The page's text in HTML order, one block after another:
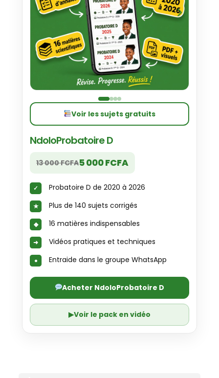
‹ ›
Voir les sujets gratuits
NdoloProbatoire D
13 000 FCFA5 000 FCFA
Probatoire D de 2020 à 2026
Plus de 140 sujets corrigés
16 matières indispensables
Vidéos pratiques et techniques
Entraide dans le groupe WhatsApp
Acheter NdoloProbatoire D
▶Voir le pack en vidéo